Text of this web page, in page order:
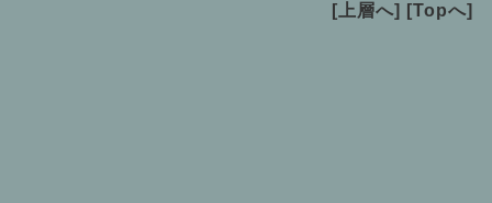
[上層へ] [Topへ]